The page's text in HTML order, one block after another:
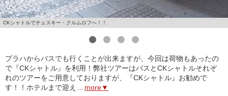
CKシャトルでチェスキー・クルムロフへ！！
プラハからバスでも行くことが出来ますが、今回は荷物もあったの
で『CKシャトル』を利用！弊社ツアーはバスとCKシャトルそれぞ
れのツアーをご用意しておりますが、『CKシャトル』お勧めで
す！！ホテルまで迎え
more▼